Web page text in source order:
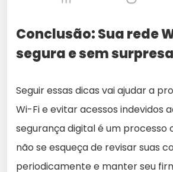
Conclusão: Sua rede
segura e sem
Seguir essas dicas vai ajudar a
Wi-Fi e evitar acessos indevidos
segurança digital é um processo
não se esqueça de revisar suas
periodicamente e manter seu